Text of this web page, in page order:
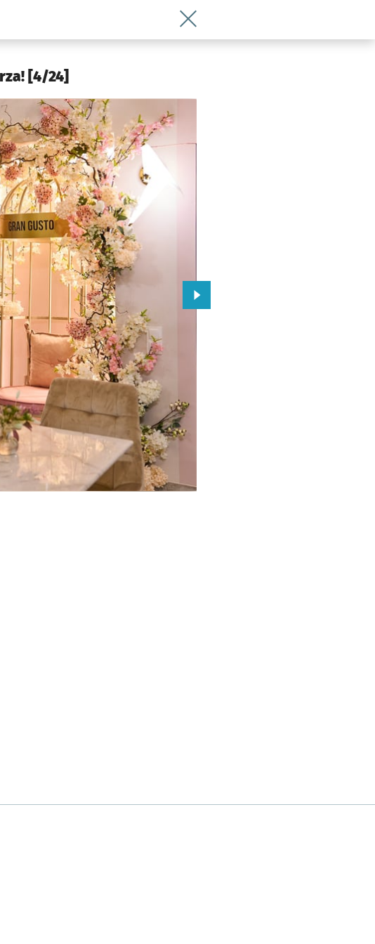
miasta Wrocławia
Wróć do artykułu Nowa kawiarnia w
[4/24]
Przejdź do kolejnego zdjęcia.